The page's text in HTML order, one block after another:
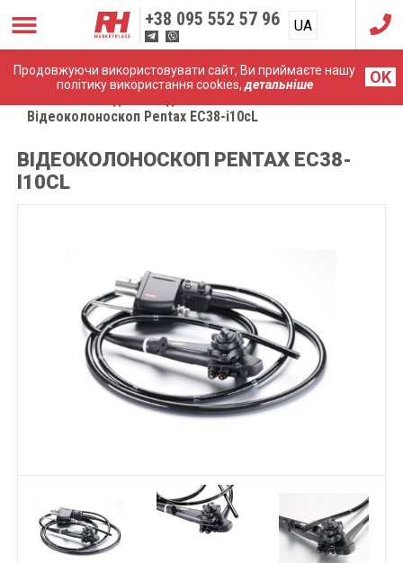
Продовжуючи використовувати сайт, Ви приймаєте нашу
політику використання cookies,детальніше OK
+38 095 552 57 96 UA
RU
Відеоколоноскоп Pentax EC38-i10cL
ВІДЕОКОЛОНОСКОП PENTAX EC38-
I10CL